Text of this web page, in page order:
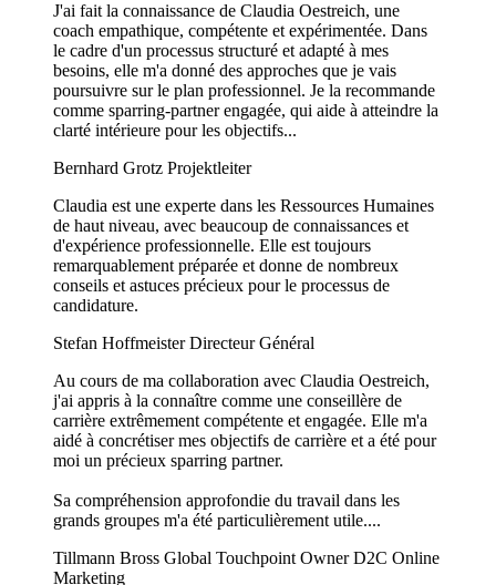
J'ai fait la connaissance de Claudia Oestreich, une
coach empathique, compétente et expérimentée. Dans
le cadre d'un processus structuré et adapté à mes
besoins, elle m'a donné des approches que je vais
poursuivre sur le plan professionnel. Je la recommande
comme sparring-partner engagée, qui aide à atteindre la
clarté intérieure pour les objectifs...
Bernhard Grotz Projektleiter
Claudia est une experte dans les Ressources Humaines
de haut niveau, avec beaucoup de connaissances et
d'expérience professionnelle. Elle est toujours
remarquablement préparée et donne de nombreux
conseils et astuces précieux pour le processus de
candidature.
Stefan HoffmeisterDirecteur Général
Au cours de ma collaboration avec Claudia Oestreich,
j'ai appris à la connaître comme une conseillère de
carrière extrêmement compétente et engagée. Elle m'a
aidé à concrétiser mes objectifs de carrière et a été pour
moi un précieux sparring partner.
Sa compréhension approfondie du travail dans les
grands groupes m'a été particulièrement utile....
Tillmann Bross Global Touchpoint Owner D2C Online
Marketing